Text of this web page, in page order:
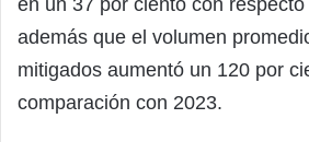
además que el volumen
mitigados aumentó un 120 por
comparación con 2023.